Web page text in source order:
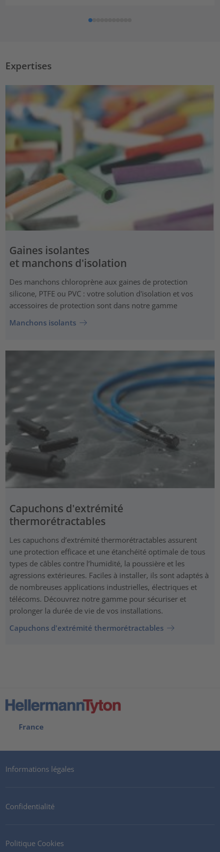
Expertises
Gaines isolantes
et manchons d'isolation
Des manchons chloroprène aux gaines de protection
silicone, PTFE ou PVC : votre solution d'isolation et vos
accessoires de protection sont dans notre gamme
Manchons isolants
Capuchons d'extrémité
thermorétractables
Les capuchons d’extrémité thermorétractables assurent
une protection efficace et une étanchéité optimale de tous
types de câbles contre l’humidité, la poussière et les
agressions extérieures. Faciles à installer, ils sont adaptés à
de nombreuses applications industrielles, électriques et
télécoms. Découvrez notre gamme pour sécuriser et
prolonger la durée de vie de vos installations.
Capuchons d'extrémité thermorétractables
France
Informations légales
Confidentialité
Politique Cookies